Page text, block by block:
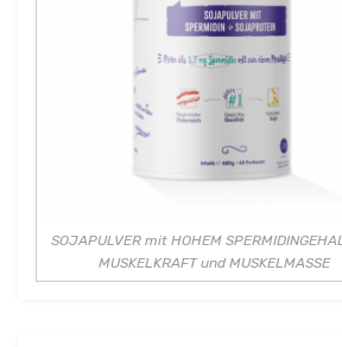
SOJAPULVER mit HOHEM
MUSKELKRAFT und MUSKELMASSE